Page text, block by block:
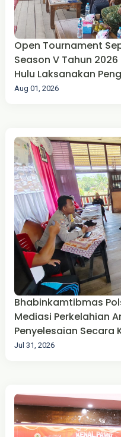
Open Tournament
Season V Tahun
Hulu Laksanakan
Aug 01, 2026
Bhabinkamtibmas
Mediasi Perkelahian
Penyelesaian Secara
Jul 31, 2026